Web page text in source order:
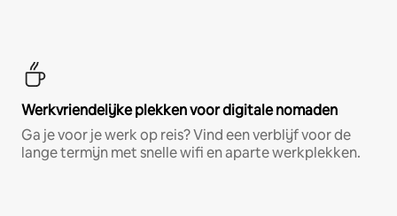
Werkvriendelijke plekken voor digitale nomaden
Ga je voor je werk op reis? Vind een verblijf voor de
lange termijn met snelle wifi en aparte werkplekken.